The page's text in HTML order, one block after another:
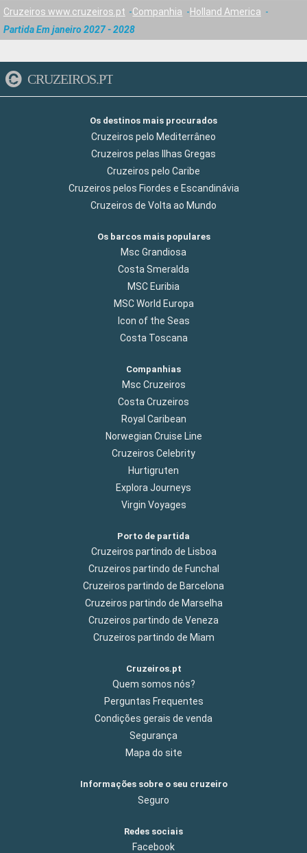
Cruzeiros www.cruzeiros.pt Companhia
Holland America
Partida Em janeiro 2027 - 2028
CRUZEIROS.PT
Os destinos mais procurados
Cruzeiros pelo Mediterrâneo
Cruzeiros pelas Ilhas Gregas
Cruzeiros pelo Caribe
Cruzeiros pelos Fiordes e Escandinávia
Cruzeiros de Volta ao Mundo
Os barcos mais populares
Msc Grandiosa
Costa Smeralda
MSC Euribia
MSC World Europa
Icon of the Seas
Costa Toscana
Companhias
Msc Cruzeiros
Costa Cruzeiros
Royal Caribean
Norwegian Cruise Line
Cruzeiros Celebrity
Hurtigruten
Explora Journeys
Virgin Voyages
Porto de partida
Cruzeiros partindo de Lisboa
Cruzeiros partindo de Funchal
Cruzeiros partindo de Barcelona
Cruzeiros partindo de Marselha
Cruzeiros partindo de Veneza
Cruzeiros partindo de Miam
Cruzeiros.pt
Quem somos nós?
Perguntas Frequentes
Condições gerais de venda
Segurança
Mapa do site
Informações sobre o seu cruzeiro
Seguro
Redes sociais
Facebook